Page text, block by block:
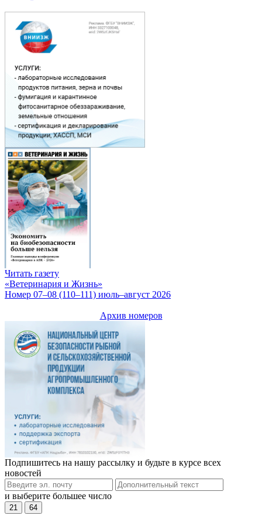
Читать газету
«Ветеринария и Жизнь»
Номер 07–08 (110–111) июль–август 2026
Архив номеров
Подпишитесь на нашу рассылку и будьте в курсе всех
новостей
и выберите большее число
21 64